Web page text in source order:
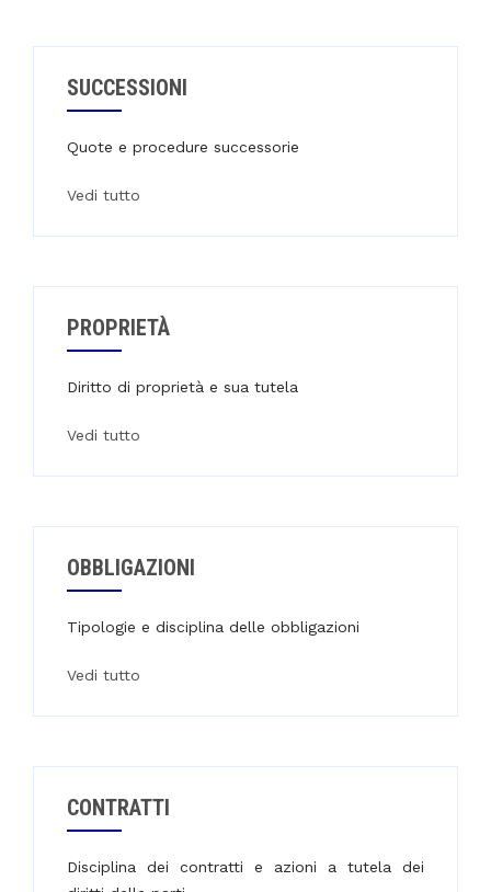
SUCCESSIONI
Quote e procedure successorie
Vedi tutto
PROPRIETÀ
Diritto di proprietà e sua tutela
Vedi tutto
OBBLIGAZIONI
Tipologie e disciplina delle obbligazioni
Vedi tutto
CONTRATTI
Disciplina dei contratti e azioni a tutela dei